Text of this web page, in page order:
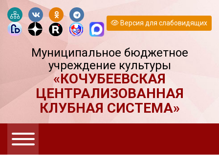
Версия для слабовидящих
Муниципальное бюджетное
учреждение культуры
«КОЧУБЕЕВСКАЯ
ЦЕНТРАЛИЗОВАННАЯ
КЛУБНАЯ СИСТЕМА»